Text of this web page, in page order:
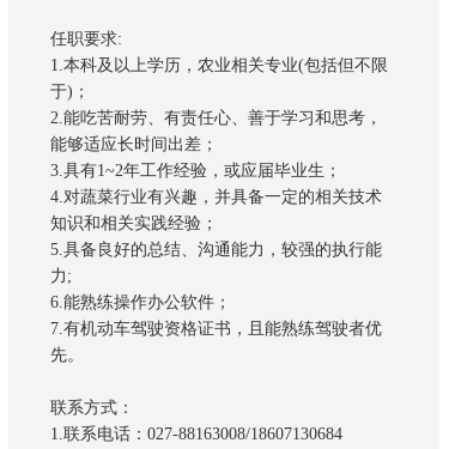
任职要求:
1.本科及以上学历，农业相关专业(包括但不限
于)；
2.能吃苦耐劳、有责任心、善于学习和思考，
能够适应长时间出差；
3.具有1~2年工作经验，或应届毕业生；
4.对蔬菜行业有兴趣，并具备一定的相关技术
知识和相关实践经验；
5.具备良好的总结、沟通能力，较强的执行能
力;
6.能熟练操作办公软件；
7.有机动车驾驶资格证书，且能熟练驾驶者优
先。
联系方式：
1.联系电话：027-88163008/18607130684